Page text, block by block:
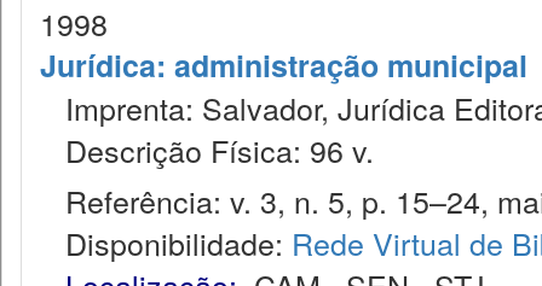
1998
Jurídica: administração municipal
Imprenta: Salvador, Jurídica
Descrição Física: 96 v.
Referência: v. 3, n. 5, p. 15–24,
Disponibilidade: Rede Virtual de